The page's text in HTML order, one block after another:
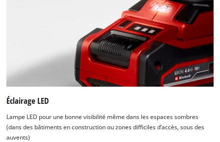
Éclairage LED
Lampe LED pour une bonne visibilité même dans les espaces sombres
(dans des bâtiments en construction ou zones difficiles d’accès, sous des
auvents)